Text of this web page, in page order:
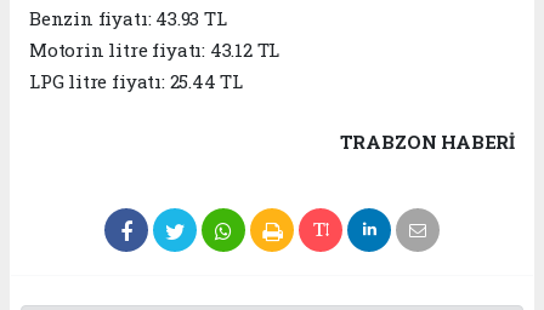
Benzin fiyatı: 43.93 TL
Motorin litre fiyatı: 43.12 TL
LPG litre fiyatı: 25.44 TL
TRABZON HABERİ